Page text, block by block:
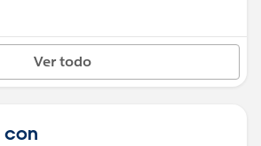
Ver todo
con